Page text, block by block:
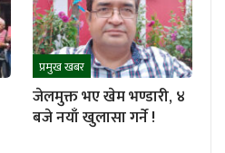
प्रमुख खबर
जेलमुक्त भए खेम भण्डारी, ४
बजे नयाँ खुलासा गर्ने !